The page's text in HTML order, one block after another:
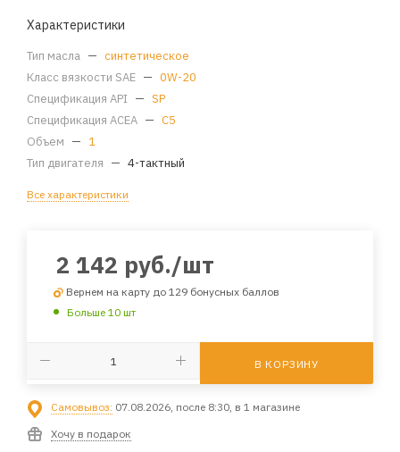
Характеристики
Тип масла — синтетическое
Класс вязкости SAE — 0W-20
Спецификация API — SP
Спецификация ACEA — C5
Объем — 1
Тип двигателя — 4-тактный
Все характеристики
2 142 руб./шт
Вернем на карту до 129 бонусных баллов
Больше 10 шт
В КОРЗИНУ
Самовывоз: 07.08.2026, после 8:30, в 1 магазине
Хочу в подарок